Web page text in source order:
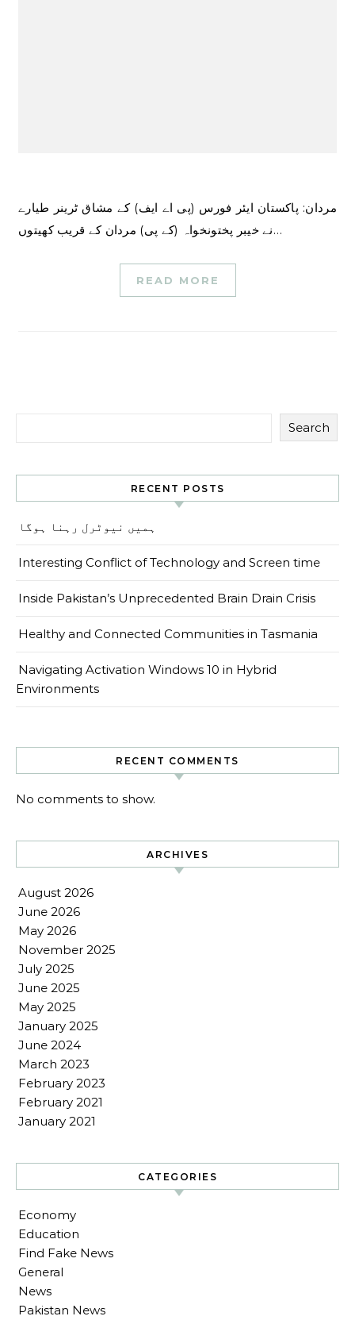
مردان: پاکستان ایئر فورس (پی اے ایف) کے مشاق ٹرینر طیارے
نے خیبر پختونخواہ (کے پی) مردان کے قریب کھیتوں…
READ MORE
Search
RECENT POSTS
ہمیں نیوٹرل رہنا ہوگا
Interesting Conflict of Technology and Screen time
Inside Pakistan’s Unprecedented Brain Drain Crisis
Healthy and Connected Communities in Tasmania
Navigating Activation Windows 10 in Hybrid
Environments
RECENT COMMENTS
No comments to show.
ARCHIVES
August 2026
June 2026
May 2026
November 2025
July 2025
June 2025
May 2025
January 2025
June 2024
March 2023
February 2023
February 2021
January 2021
CATEGORIES
Economy
Education
Find Fake News
General
News
Pakistan News